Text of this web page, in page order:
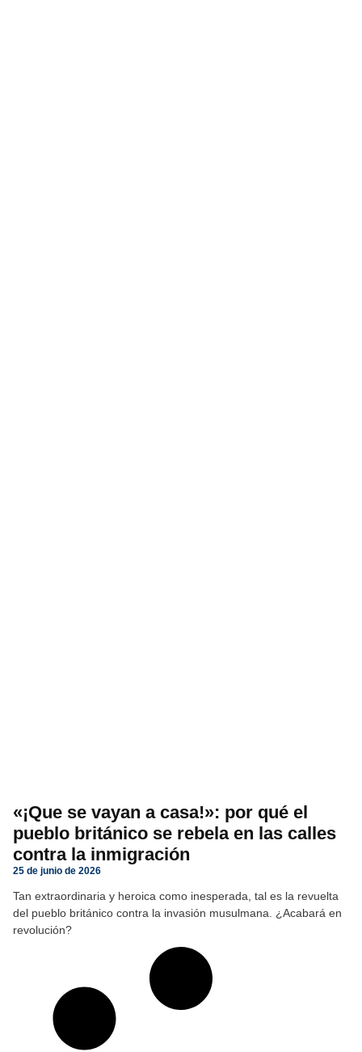
«¡Que se vayan a casa!»: por qué el
pueblo británico se rebela en las calles
contra la inmigración
25 de junio de 2026
Tan extraordinaria y heroica como inesperada, tal es la revuelta
del pueblo británico contra la invasión musulmana. ¿Acabará en
revolución?